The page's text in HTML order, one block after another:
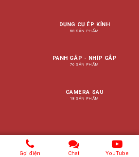
DỤNG CỤ ÉP KÍNH
88 SẢN PHẨM
PANH GẮP - NHÍP GẮP
76 SẢN PHẨM
CAMERA SAU
18 SẢN PHẨM
Gọi điện Chat YouTube